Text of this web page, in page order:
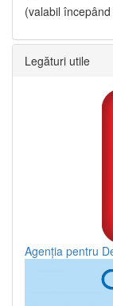
(valabil
Legături utile
Agenția pentru